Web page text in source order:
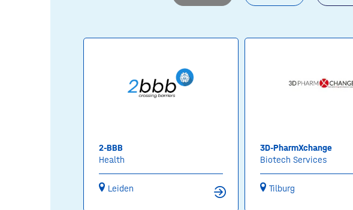
2-BBB
Health
Leiden
3D-PharmXchange
Biotech Services
Tilburg